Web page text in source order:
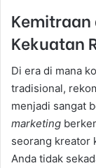
Kekuatan
Di era di mana
tradisional,
menjadi sangat
marketing
seorang kreator
Anda tidak